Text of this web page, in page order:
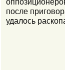
после
удалось